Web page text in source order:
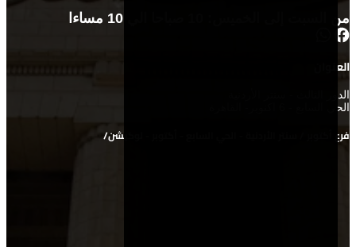
من السبت إلى الخميس: 10 صباحا الي 10 مساءا
العنوان
الدور الثالث - سنتر اﻷردنية
الحي السابع - 6 اكتوبر- القاهرة
فرع أكتوبر / سنتر الأردنية - الحي السابع - أكتوبر - لوكيشن/